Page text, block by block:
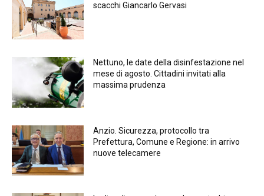
scacchi Giancarlo Gervasi
Nettuno, le date della disinfestazione nel
mese di agosto. Cittadini invitati alla
massima prudenza
Anzio. Sicurezza, protocollo tra
Prefettura, Comune e Regione: in arrivo
nuove telecamere